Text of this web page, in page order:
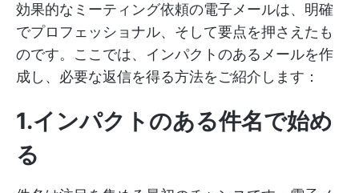
効果的なミーティング依頼の電子メールは、明確
でプロフェッショナル、そして要点を押さえたも
のです。ここでは、インパクトのあるメールを作
成し、必要な返信を得る方法をご紹介します：
1.インパクトのある件名で始め
る